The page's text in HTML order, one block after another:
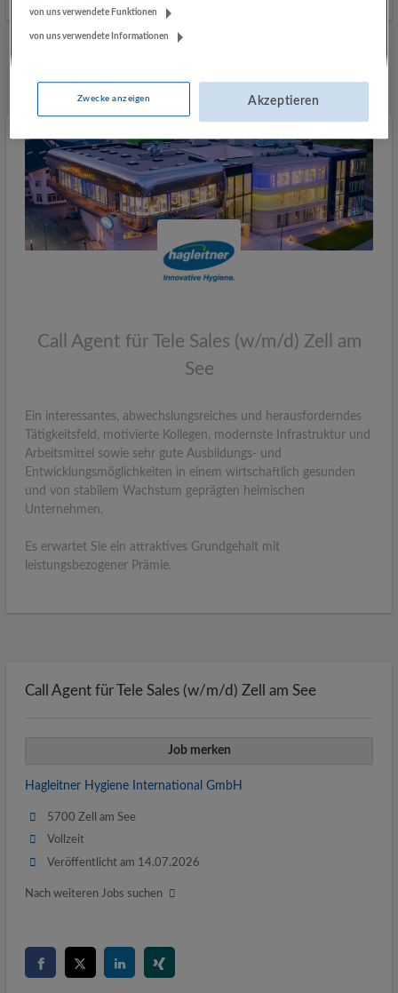
Call Agent für Tele Sales (w/m/d) Zell am
See
Ein interessantes, abwechslungsreiches und herausforderndes
Tätigkeitsfeld, motivierte Kollegen, modernste Infrastruktur und
Arbeitsmittel sowie sehr gute Ausbildungs- und
Entwicklungsmöglichkeiten in einem wirtschaftlich gesunden
und von stabilem Wachstum geprägten heimischen
Unternehmen.
Es erwartet Sie ein attraktives Grundgehalt mit
leistungsbezogener Prämie.
Call Agent für Tele Sales (w/m/d) Zell am See
Job merken
Hagleitner Hygiene International GmbH
5700 Zell am See
Vollzeit
Veröffentlicht am 14.07.2026
Nach weiteren Jobs suchen
von uns verwendete Funktionen
von uns verwendete Informationen
Zwecke anzeigen Akzeptieren